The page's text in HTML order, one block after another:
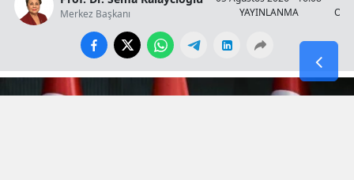
Merkez Başkanı
YAYINLANMA